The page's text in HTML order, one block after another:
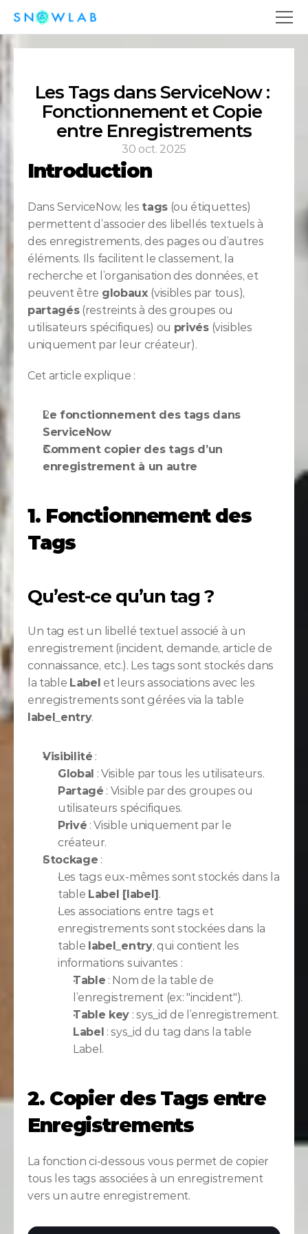
Les Tags dans ServiceNow :
Fonctionnement et Copie
entre Enregistrements
30 oct. 2025
Introduction
Dans ServiceNow, les tags (ou étiquettes)
permettent d’associer des libellés textuels à
des enregistrements, des pages ou d’autres
éléments. Ils facilitent le classement, la
recherche et l’organisation des données, et
peuvent être globaux
partagés (restreints à des groupes ou
utilisateurs spécifiques) ou privés (visibles
uniquement par leur créateur).
Cet article explique :
Le fonctionnement des tags dans
ServiceNow
Comment copier des tags d’un
enregistrement à un autre
1. Fonctionnement des
Tags
Qu’est-ce qu’un tag ?
Un tag est un libellé textuel associé à un
enregistrement (incident, demande, article de
connaissance, etc.). Les tags sont stockés dans
la table Label et leurs associations avec les
label_entry.
Visibilité :
Global : Visible par tous les utilisateurs.
Partagé : Visible par des groupes ou
utilisateurs spécifiques.
Privé : Visible uniquement par le
créateur.
Stockage :
Les tags eux-mêmes sont stockés dans la
table Label [label].
Les associations entre tags et
enregistrements sont stockées dans la
table label_entry, qui contient les
informations suivantes :
Table : Nom de la table de
l’enregistrement (ex: "incident").
Table key : sys_id de l’enregistrement.
Label : sys_id du tag dans la table
Label.
2. Copier des Tags entre
Enregistrements
La fonction ci-dessous vous permet de copier
tous les tags associées à un enregistrement
vers un autre enregistrement.